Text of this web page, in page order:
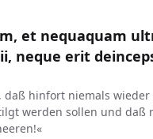
et nequaquam
neque erit
hinfort niemals
werden sollen und daß